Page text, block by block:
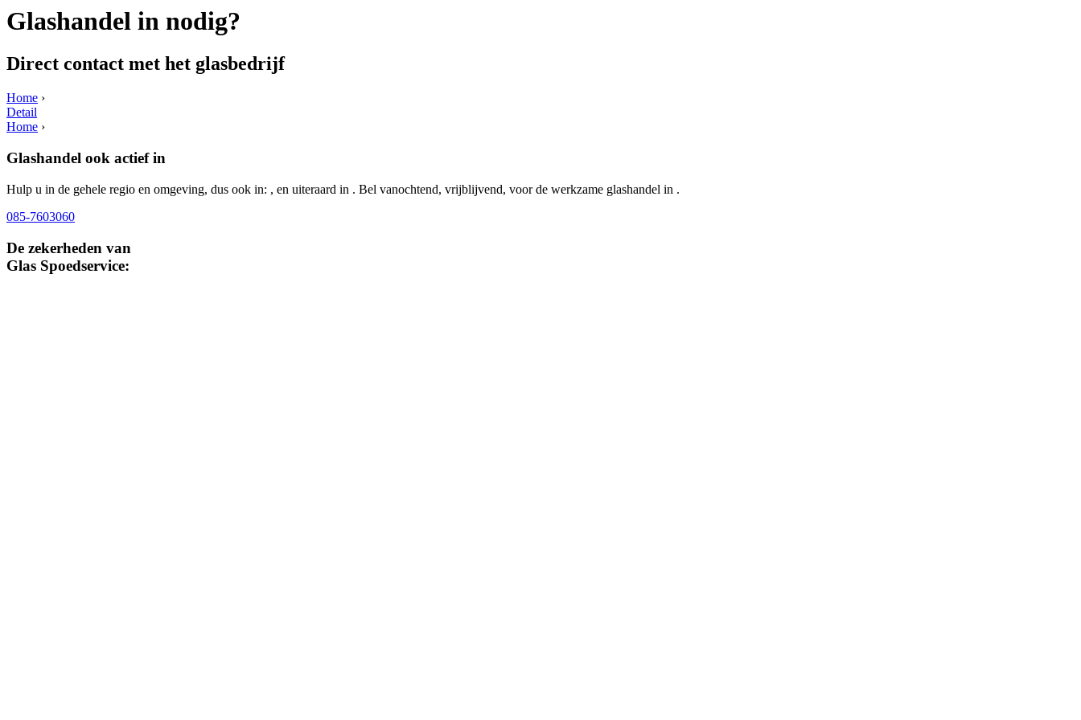
Glashandel in nodig?
Direct contact met het glasbedrijf
Home ›
Detail
Home ›
Glashandel ook actief in
Hulp u in de gehele regio en omgeving, dus ook in: , en uiteraard in . Bel vanochtend, vrijblijvend, voor de werkzame glashandel in .
085-7603060
De zekerheden van
Glas Spoedservice: